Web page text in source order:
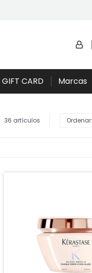
GIFT CARD Marcas
36 artículos